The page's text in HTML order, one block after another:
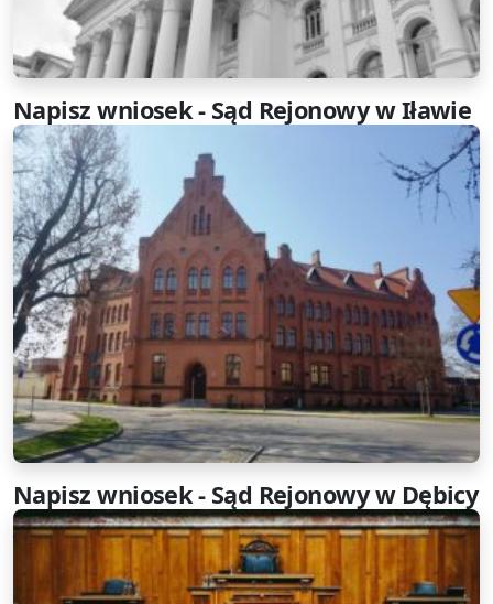
Napisz wniosek - Sąd Rejonowy w Iławie
Napisz wniosek - Sąd Rejonowy w Dębicy